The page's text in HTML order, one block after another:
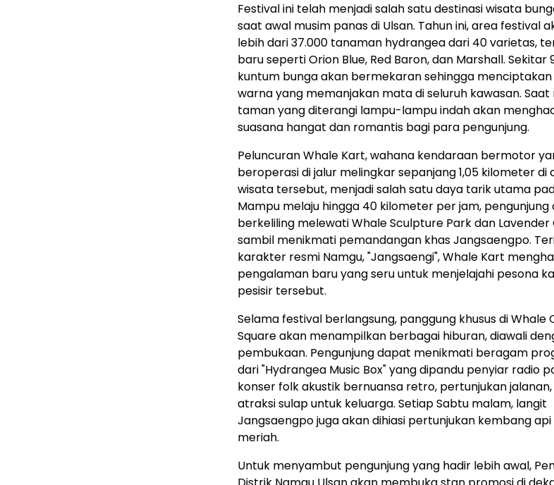
Festival ini telah menjadi salah satu destinasi wisata
saat awal musim panas di Ulsan. Tahun ini, area festival
lebih dari 37.000 tanaman hydrangea dari 40 varietas,
baru seperti Orion Blue, Red Baron, dan Marshall. Sekitar
kuntum bunga akan bermekaran sehingga
warna yang memanjakan mata di seluruh kawasan.
taman yang diterangi lampu-lampu indah akan
suasana hangat dan romantis bagi para pengunjung.
Peluncuran Whale Kart, wahana kendaraan bermotor
beroperasi di jalur melingkar sepanjang 1,05 kilometer di
wisata tersebut, menjadi salah satu daya tarik utama
Mampu melaju hingga 40 kilometer per jam, pengunjung
berkeliling melewati Whale Sculpture Park dan Lavender
sambil menikmati pemandangan khas Jangsaengpo.
karakter resmi Namgu, "Jangsaengi", Whale Kart
pengalaman baru yang seru untuk menjelajahi pesona
pesisir tersebut.
Selama festival berlangsung, panggung khusus di Whale
Square akan menampilkan berbagai hiburan, diawali
pembukaan. Pengunjung dapat menikmati beragam
dari "Hydrangea Music Box" yang dipandu penyiar radio
konser folk akustik bernuansa retro, pertunjukan
atraksi sulap untuk keluarga. Setiap Sabtu malam, langit
Jangsaengpo juga akan dihiasi pertunjukan kembang
meriah.
Untuk menyambut pengunjung yang hadir lebih awal,